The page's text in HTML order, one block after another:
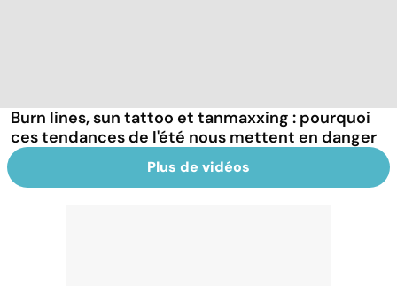
Burn lines, sun tattoo et tanmaxxing : pourquoi
ces tendances de l'été nous mettent en danger
Plus de vidéos